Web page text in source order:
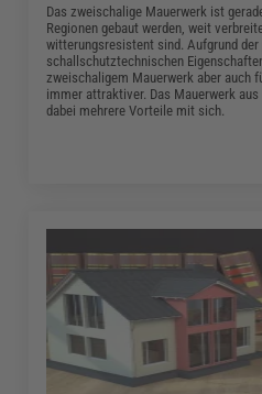
Das zweischalige Mauerwerk ist
Regionen gebaut werden, weit
witterungsresistent sind. Aufgrund
schallschutztechnischen
zweischaligem Mauerwerk aber auch
immer attraktiver. Das Mauerwerk
dabei mehrere Vorteile mit sich.